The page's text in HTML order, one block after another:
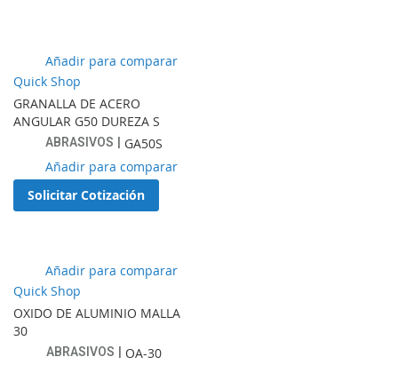
Añadir
a
de
favoritos
Añadir para comparar
Quick Shop
GRANALLA DE ACERO
ANGULAR G50 DUREZA S
ABRASIVOS
GA50S
Añadir
a
lista
Añadir para comparar
Solicitar Cotización
Añadir
a
de
Añadir para comparar
Quick Shop
OXIDO DE ALUMINIO MALLA
30
ABRASIVOS
OA-30